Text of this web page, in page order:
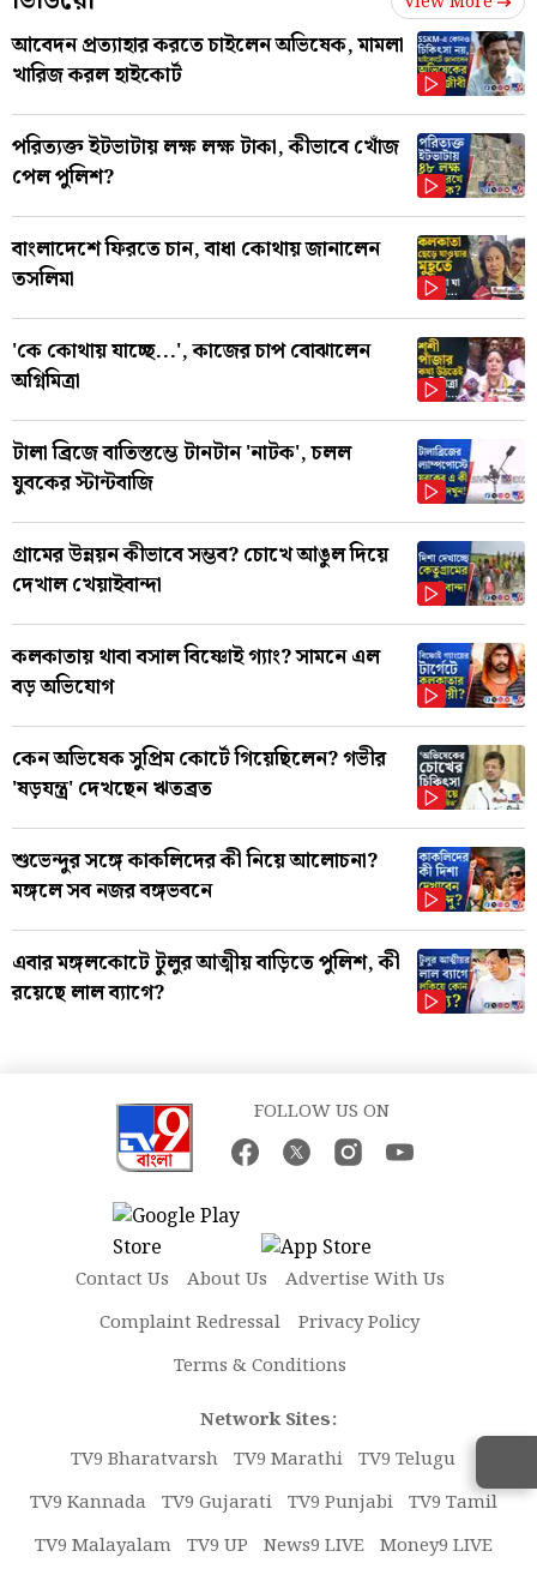
আবেদন প্রত্যাহার করতে চাইলেন অভিষেক, মামলা
খারিজ করল হাইকোর্ট
পরিত্যক্ত ইটভাটায় লক্ষ লক্ষ টাকা, কীভাবে খোঁজ
পেল পুলিশ?
বাংলাদেশে ফিরতে চান, বাধা কোথায় জানালেন
তসলিমা
'কে কোথায় যাচ্ছে...', কাজের চাপ বোঝালেন
অগ্নিমিত্রা
টালা ব্রিজে বাতিস্তম্ভে টানটান 'নাটক', চলল
যুবকের স্টান্টবাজি
গ্রামের উন্নয়ন কীভাবে সম্ভব? চোখে আঙুল দিয়ে
দেখাল খেয়াইবান্দা
কলকাতায় থাবা বসাল বিষ্ণোই গ্যাং? সামনে এল
বড় অভিযোগ
কেন অভিষেক সুপ্রিম কোর্টে গিয়েছিলেন? গভীর
'ষড়যন্ত্র' দেখছেন ঋতব্রত
শুভেন্দুর সঙ্গে কাকলিদের কী নিয়ে আলোচনা?
মঙ্গলে সব নজর বঙ্গভবনে
এবার মঙ্গলকোটে টুলুর আত্মীয় বাড়িতে পুলিশ, কী
রয়েছে লাল ব্যাগে?
FOLLOW US ON
Contact Us About Us
Advertise With Us
Complaint Redressal
Privacy Policy
Terms & Conditions
Network Sites:
TV9 Bharatvarsh TV9 Marathi TV9 Telugu
TV9 Kannada TV9 Gujarati TV9 Punjabi TV9 Tamil
TV9 Malayalam TV9 UP News9 LIVE Money9 LIVE